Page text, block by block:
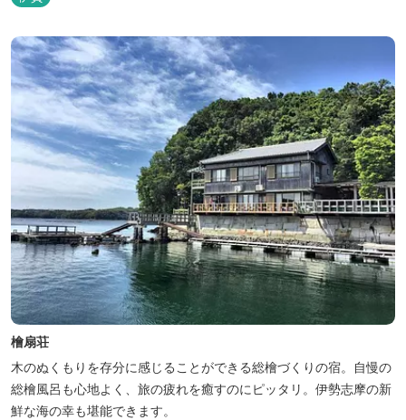
をしながら子どもが川遊びをしているのが見れる！ ★Wi-Fiがつな
檜扇荘
木のぬくもりを存分に感じることができる総檜づくりの宿。自慢の
総檜風呂も心地よく、旅の疲れを癒すのにピッタリ。伊勢志摩の新
鮮な海の幸も堪能できます。